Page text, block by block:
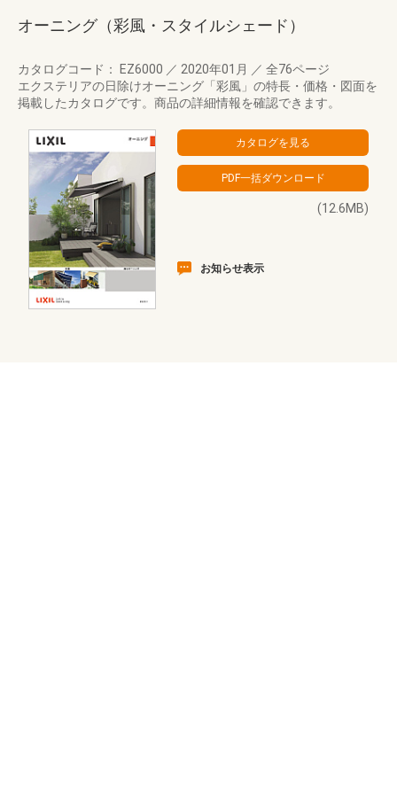
オーニング（彩風・スタイルシェード）
カタログコード： EZ6000 ／ 2020年01月 ／ 全76ページ
エクステリアの日除けオーニング「彩風」の特長・価格・図面を
掲載したカタログです。商品の詳細情報を確認できます。
(12.6MB)
お知らせ表示